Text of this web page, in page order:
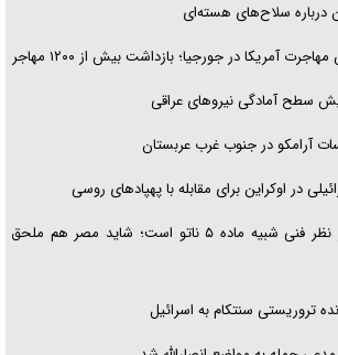
درباره سلاح‌های هسته‌ای
آمریکا در جورجیا؛ بازداشت بیش از ۱۲۰۰ مهاجر
سطح آمادگی نیروهای عراقی
آرامکو در جنوب غرب عربستان
در اوکراین برای مقابله با پهپادهای روسی
فیدان: توافق مکه از نظر فنی شبیه ماده ۵ ناتو است؛ شاید مصر هم ملحق
تروریستی سنتکام به اسرائیل